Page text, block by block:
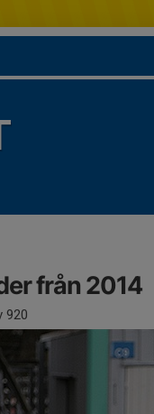
från 2014
920